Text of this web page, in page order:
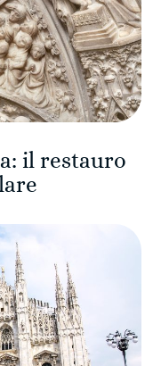
il restauro